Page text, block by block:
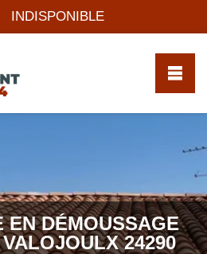
INDISPONIBLE
EN DÉMOUSSAGE
24290